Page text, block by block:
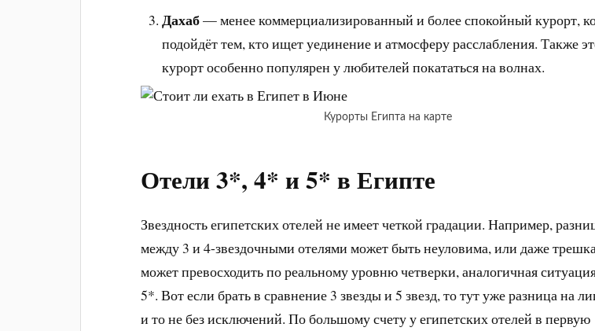
Дахаб— менее коммерциализированный и более спокойный курорт,
подойдёт тем, кто ищет уединение и атмосферу расслабления. Также
курорт особенно популярен у любителей покататься на волнах.
Курорты Египта на карте
Отели 3*, 4* и 5* в Египте
Звездность египетских отелей не имеет четкой градации. Например,
между 3 и 4-звездочными отелями может быть неуловима, или даже
может превосходить по реальному уровню четверки, аналогичная
5*. Вот если брать в сравнение 3 звезды и 5 звезд, то тут уже разница на
и то не без исключений. По большому счету у египетских отелей в первую